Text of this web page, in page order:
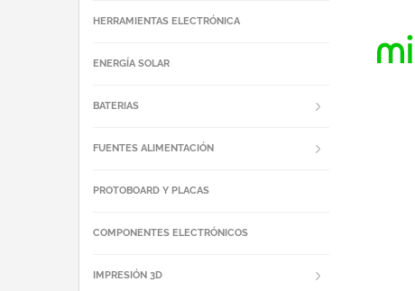
HERRAMIENTAS ELECTRÓNICA
ENERGÍA SOLAR
BATERIAS
FUENTES ALIMENTACIÓN
PROTOBOARD Y PLACAS
COMPONENTES ELECTRÓNICOS
IMPRESIÓN 3D